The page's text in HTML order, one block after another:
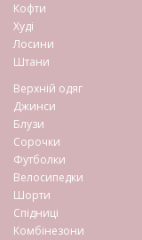
Кофти
Худі
Лосини
Штани
Верхній одяг
Джинси
Блузи
Сорочки
Футболки
Велосипедки
Шорти
Спідниці
Комбінезони